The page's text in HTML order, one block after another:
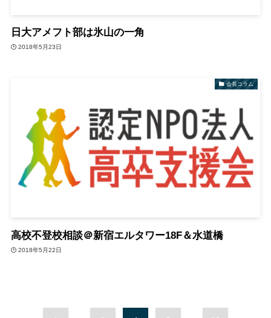
日大アメフト部は氷山の一角
2018年5月23日
会長コラム
高校不登校相談＠新宿エルタワー18F＆水道橋
2018年5月22日